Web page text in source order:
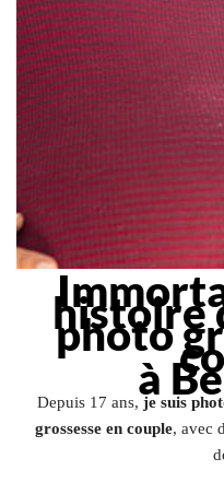
histoire
photo
à
Depuis 17 ans, je suis
grossesse en couple, avec